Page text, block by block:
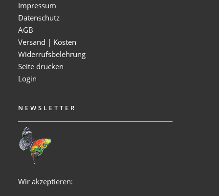
Impressum
Datenschutz
AGB
Versand | Kosten
Widerrufsbelehrung
Seite drucken
Login
NEWSLETTER
Wir akzeptieren: